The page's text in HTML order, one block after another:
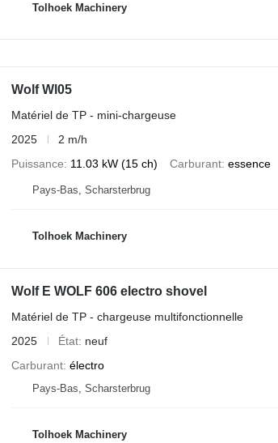
Tolhoek Machinery
Wolf Wl05
Matériel de TP - mini-chargeuse
2025
2 m/h
Puissance
11.03 kW (15 ch) Carburant essence
Pays-Bas, Scharsterbrug
Tolhoek Machinery
Wolf E WOLF 606 electro shovel
Matériel de TP - chargeuse multifonctionnelle
2025
État neuf
Carburant électro
Pays-Bas, Scharsterbrug
Tolhoek Machinery